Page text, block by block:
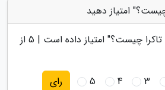
امتیاز دهید
چیست؟" امتیاز داده است | 5 از
3
4
5 رای